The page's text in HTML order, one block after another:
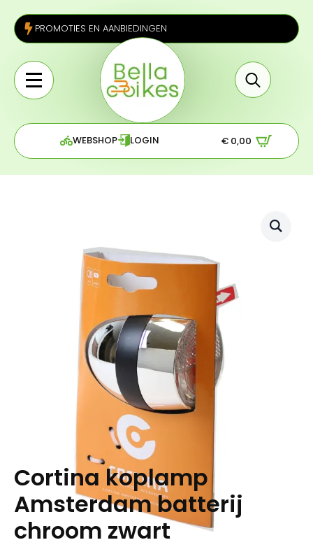
PROMOTIES EN AANBIEDINGEN
for:
WEBSHOP LOGIN € 0,00
Cortina koplamp
Amsterdam batterij
chroom zwart